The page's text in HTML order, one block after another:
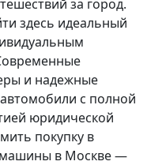
за город.
здесь идеальный
и надежные
с полной
юридической
покупку в
машины в Москве —